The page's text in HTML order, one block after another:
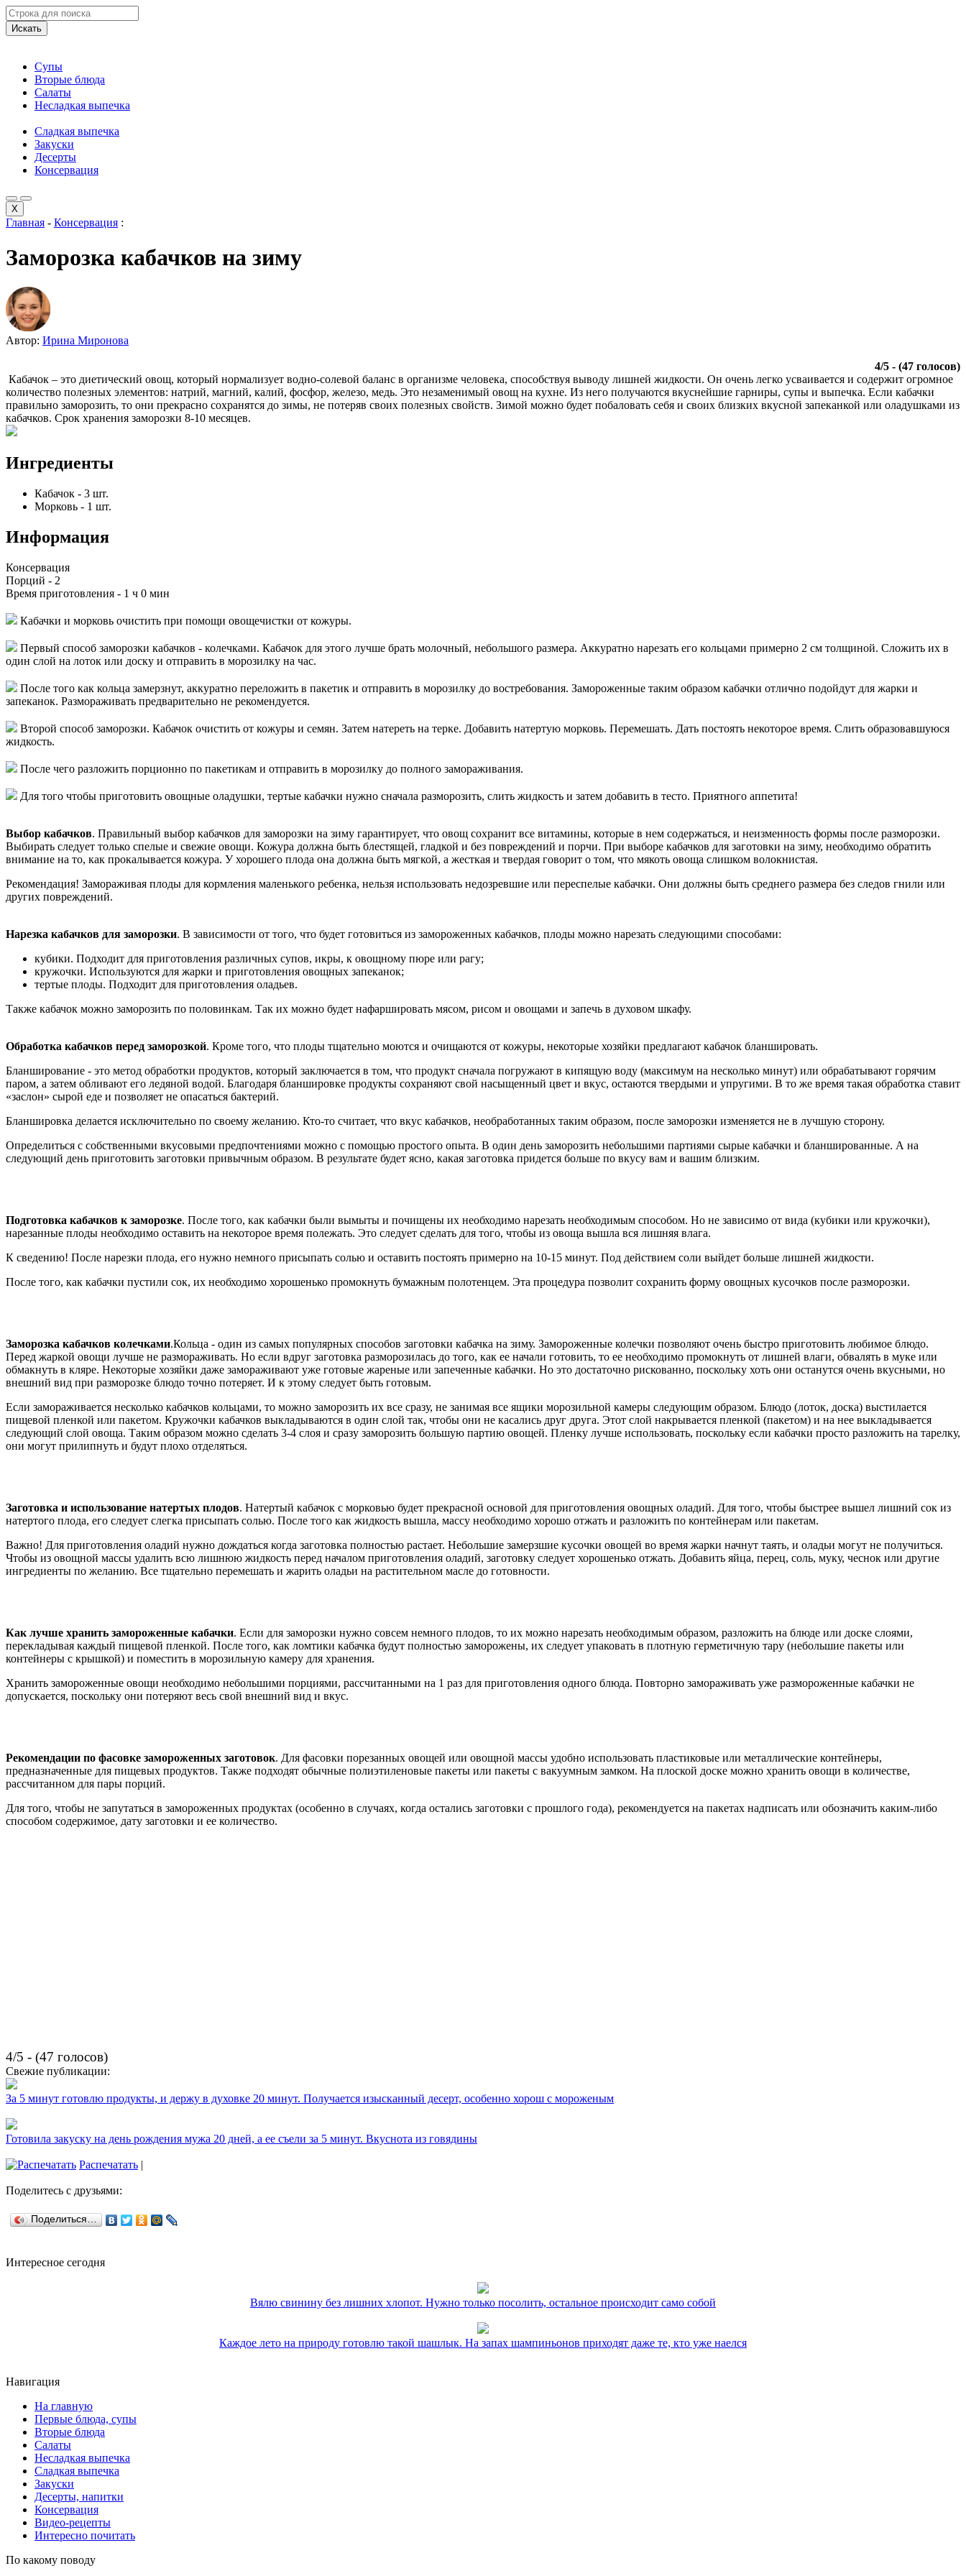
Искать
Супы
Вторые блюда
Салаты
Несладкая выпечка
Сладкая выпечка
Закуски
Десерты
Консервация
X
Главная - Консервация :
Заморозка кабачков на зиму
Автор: Ирина Миронова
4/5 - (47 голосов)
Кабачок – это диетический овощ, который нормализует водно-солевой баланс в организме человека, способствуя выводу лишней жидкости. Он очень легко усваивается и содержит огромное
количество полезных элементов: натрий, магний, калий, фосфор, железо, медь. Это незаменимый овощ на кухне. Из него получаются вкуснейшие гарниры, супы и выпечка. Если кабачки
правильно заморозить, то они прекрасно сохранятся до зимы, не потеряв своих полезных свойств. Зимой можно будет побаловать себя и своих близких вкусной запеканкой или оладушками из
кабачков. Срок хранения заморозки 8-10 месяцев.
Ингредиенты
Кабачок - 3 шт.
Морковь - 1 шт.
Информация
Консервация
Порций - 2
Время приготовления - 1 ч 0 мин
Кабачки и морковь очистить при помощи овощечистки от кожуры.
Первый способ заморозки кабачков - колечками. Кабачок для этого лучше брать молочный, небольшого размера. Аккуратно нарезать его кольцами примерно 2 см толщиной. Сложить их в
один слой на лоток или доску и отправить в морозилку на час.
После того как кольца замерзнут, аккуратно переложить в пакетик и отправить в морозилку до востребования. Замороженные таким образом кабачки отлично подойдут для жарки и
запеканок. Размораживать предварительно не рекомендуется.
Второй способ заморозки. Кабачок очистить от кожуры и семян. Затем натереть на терке. Добавить натертую морковь. Перемешать. Дать постоять некоторое время. Слить образовавшуюся
жидкость.
После чего разложить порционно по пакетикам и отправить в морозилку до полного замораживания.
Для того чтобы приготовить овощные оладушки, тертые кабачки нужно сначала разморозить, слить жидкость и затем добавить в тесто. Приятного аппетита!
Выбор кабачков. Правильный выбор кабачков для заморозки на зиму гарантирует, что овощ сохранит все витамины, которые в нем содержаться, и неизменность формы после разморозки.
Выбирать следует только спелые и свежие овощи. Кожура должна быть блестящей, гладкой и без повреждений и порчи. При выборе кабачков для заготовки на зиму, необходимо обратить
внимание на то, как прокалывается кожура. У хорошего плода она должна быть мягкой, а жесткая и твердая говорит о том, что мякоть овоща слишком волокнистая.
Рекомендация! Замораживая плоды для кормления маленького ребенка, нельзя использовать недозревшие или переспелые кабачки. Они должны быть среднего размера без следов гнили или
других повреждений.
Нарезка кабачков для заморозки. В зависимости от того, что будет готовиться из замороженных кабачков, плоды можно нарезать следующими способами:
кубики. Подходит для приготовления различных супов, икры, к овощному пюре или рагу;
кружочки. Используются для жарки и приготовления овощных запеканок;
тертые плоды. Подходит для приготовления оладьев.
Также кабачок можно заморозить по половинкам. Так их можно будет нафаршировать мясом, рисом и овощами и запечь в духовом шкафу.
Обработка кабачков перед заморозкой. Кроме того, что плоды тщательно моются и очищаются от кожуры, некоторые хозяйки предлагают кабачок бланшировать.
Бланширование - это метод обработки продуктов, который заключается в том, что продукт сначала погружают в кипящую воду (максимум на несколько минут) или обрабатывают горячим
паром, а затем обливают его ледяной водой. Благодаря бланшировке продукты сохраняют свой насыщенный цвет и вкус, остаются твердыми и упругими. В то же время такая обработка ставит
«заслон» сырой еде и позволяет не опасаться бактерий.
Бланшировка делается исключительно по своему желанию. Кто-то считает, что вкус кабачков, необработанных таким образом, после заморозки изменяется не в лучшую сторону.
Определиться с собственными вкусовыми предпочтениями можно с помощью простого опыта. В один день заморозить небольшими партиями сырые кабачки и бланшированные. А на
следующий день приготовить заготовки привычным образом. В результате будет ясно, какая заготовка придется больше по вкусу вам и вашим близким.
Подготовка кабачков к заморозке. После того, как кабачки были вымыты и почищены их необходимо нарезать необходимым способом. Но не зависимо от вида (кубики или кружочки),
нарезанные плоды необходимо оставить на некоторое время полежать. Это следует сделать для того, чтобы из овоща вышла вся лишняя влага.
К сведению! После нарезки плода, его нужно немного присыпать солью и оставить постоять примерно на 10-15 минут. Под действием соли выйдет больше лишней жидкости.
После того, как кабачки пустили сок, их необходимо хорошенько промокнуть бумажным полотенцем. Эта процедура позволит сохранить форму овощных кусочков после разморозки.
Заморозка кабачков колечками.Кольца - один из самых популярных способов заготовки кабачка на зиму. Замороженные колечки позволяют очень быстро приготовить любимое блюдо.
Перед жаркой овощи лучше не размораживать. Но если вдруг заготовка разморозилась до того, как ее начали готовить, то ее необходимо промокнуть от лишней влаги, обвалять в муке или
обмакнуть в кляре. Некоторые хозяйки даже замораживают уже готовые жареные или запеченные кабачки. Но это достаточно рискованно, поскольку хоть они останутся очень вкусными, но
внешний вид при разморозке блюдо точно потеряет. И к этому следует быть готовым.
Если замораживается несколько кабачков кольцами, то можно заморозить их все сразу, не занимая все ящики морозильной камеры следующим образом. Блюдо (лоток, доска) выстилается
пищевой пленкой или пакетом. Кружочки кабачков выкладываются в один слой так, чтобы они не касались друг друга. Этот слой накрывается пленкой (пакетом) и на нее выкладывается
следующий слой овоща. Таким образом можно сделать 3-4 слоя и сразу заморозить большую партию овощей. Пленку лучше использовать, поскольку если кабачки просто разложить на тарелку,
они могут прилипнуть и будут плохо отделяться.
Заготовка и использование натертых плодов. Натертый кабачок с морковью будет прекрасной основой для приготовления овощных оладий. Для того, чтобы быстрее вышел лишний сок из
натертого плода, его следует слегка присыпать солью. После того как жидкость вышла, массу необходимо хорошо отжать и разложить по контейнерам или пакетам.
Важно! Для приготовления оладий нужно дождаться когда заготовка полностью растает. Небольшие замерзшие кусочки овощей во время жарки начнут таять, и оладьи могут не получиться.
Чтобы из овощной массы удалить всю лишнюю жидкость перед началом приготовления оладий, заготовку следует хорошенько отжать. Добавить яйца, перец, соль, муку, чеснок или другие
ингредиенты по желанию. Все тщательно перемешать и жарить оладьи на растительном масле до готовности.
Как лучше хранить замороженные кабачки. Если для заморозки нужно совсем немного плодов, то их можно нарезать необходимым образом, разложить на блюде или доске слоями,
перекладывая каждый пищевой пленкой. После того, как ломтики кабачка будут полностью заморожены, их следует упаковать в плотную герметичную тару (небольшие пакеты или
контейнеры с крышкой) и поместить в морозильную камеру для хранения.
Хранить замороженные овощи необходимо небольшими порциями, рассчитанными на 1 раз для приготовления одного блюда. Повторно замораживать уже размороженные кабачки не
допускается, поскольку они потеряют весь свой внешний вид и вкус.
Рекомендации по фасовке замороженных заготовок. Для фасовки порезанных овощей или овощной массы удобно использовать пластиковые или металлические контейнеры,
предназначенные для пищевых продуктов. Также подходят обычные полиэтиленовые пакеты или пакеты с вакуумным замком. На плоской доске можно хранить овощи в количестве,
рассчитанном для пары порций.
Для того, чтобы не запутаться в замороженных продуктах (особенно в случаях, когда остались заготовки с прошлого года), рекомендуется на пакетах надписать или обозначить каким-либо
способом содержимое, дату заготовки и ее количество.
4/5 - (47 голосов)
Свежие публикации:
За 5 минут готовлю продукты, и держу в духовке 20 минут. Получается изысканный десерт, особенно хорош с мороженым
Готовила закуску на день рождения мужа 20 дней, а ее съели за 5 минут. Вкуснота из говядины
Распечатать |
Поделитесь с друзьями:
Поделиться…
Интересное сегодня
Вялю свинину без лишних хлопот. Нужно только посолить, остальное происходит само собой
Каждое лето на природу готовлю такой шашлык. На запах шампиньонов приходят даже те, кто уже наелся
Навигация
На главную
Первые блюда, супы
Вторые блюда
Салаты
Несладкая выпечка
Сладкая выпечка
Закуски
Десерты, напитки
Консервация
Видео-рецепты
Интересно почитать
По какому поводу